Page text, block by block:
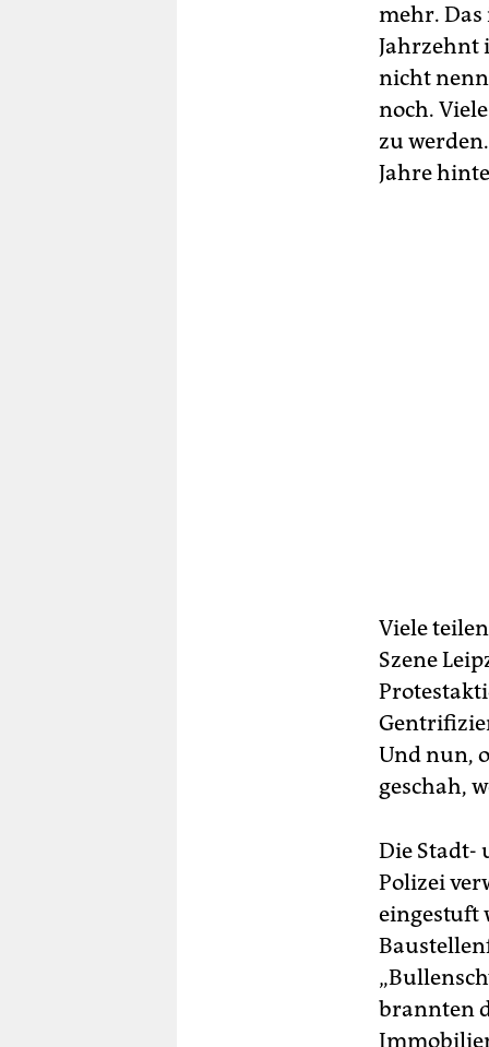
mehr.
Jahrzehnt
nicht
noch.
zu
Jahre
Viele
Szene
Und nun,
geschah,
Die Stadt-
Polizei
eingestuft
brannten